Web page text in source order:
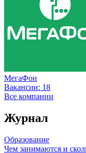
МегаФон
Вакансии: 18
Все компании
Журнал
Образование
Чем занимаются и